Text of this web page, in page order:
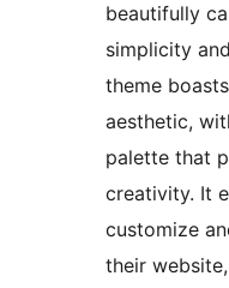
beautifully
simplicity
theme
aesthetic,
palette that
creativity. It
customize
their